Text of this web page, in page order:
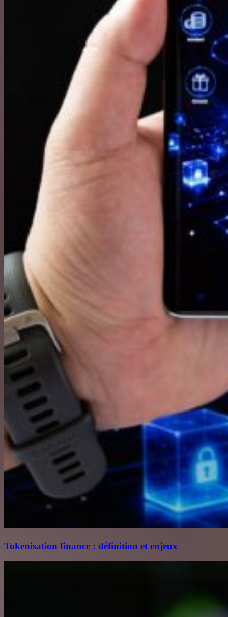
Tokenisation finance : définition et enjeux